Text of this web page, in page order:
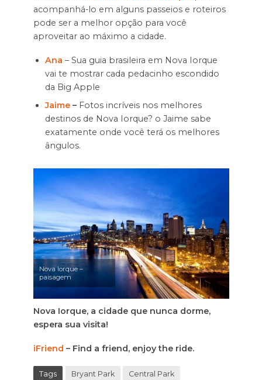
acompanhá-lo em alguns passeios e roteiros
pode ser a melhor opção para você
aproveitar ao máximo a cidade.
Ana – Sua guia brasileira em Nova Iorque
vai te mostrar cada pedacinho escondido
da Big Apple
Jaime – Fotos incríveis nos melhores
destinos de Nova Iorque? o Jaime sabe
exatamente onde você terá os melhores
ângulos.
Nova Iorque –
paisagem
Nova Iorque, a cidade que nunca dorme,
espera sua visita!
iFriend – Find a friend, enjoy the ride.
Tags Bryant Park Central Park